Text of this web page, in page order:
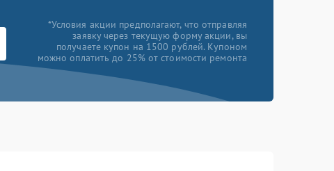
*Условия акции предполагают, что отправляя
заявку через текущую форму акции, вы
получаете купон на 1500 рублей. Купоном
можно оплатить до 25% от стоимости ремонта